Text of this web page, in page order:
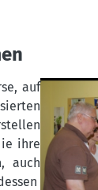
auf
ihre
auch